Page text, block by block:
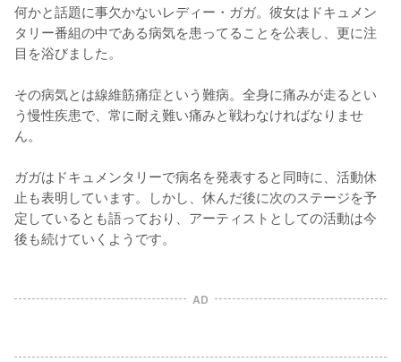
何かと話題に事欠かないレディー・ガガ。彼女はドキュメン
タリー番組の中である病気を患ってることを公表し、更に注
目を浴びました。
その病気とは線維筋痛症という難病。全身に痛みが走るとい
う慢性疾患で、常に耐え難い痛みと戦わなければなりませ
ん。
ガガはドキュメンタリーで病名を発表すると同時に、活動休
止も表明しています。しかし、休んだ後に次のステージを予
定しているとも語っており、アーティストとしての活動は今
AD